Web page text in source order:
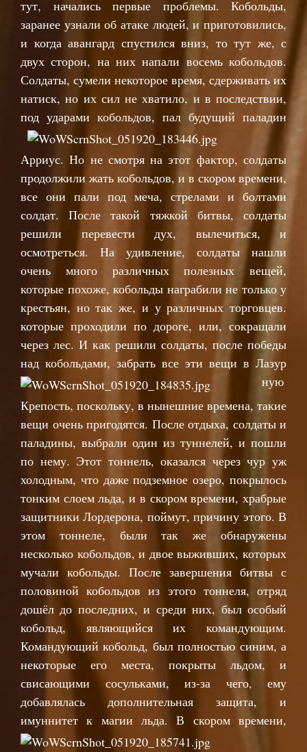
тут, начались первые проблемы. Кобольды,
заранее узнали об атаке людей, и приготовились,
и когда авангард спустился вниз, то тут же, с
двух сторон, на них напали восемь кобольдов.
Солдаты, сумели некоторое время, сдерживать их
натиск, но их сил не хватило, и в последствии,
под ударами кобольдов, пал будущий паладин
Арриус. Но не смотря на этот фактор, солдаты
продолжили жать кобольдов, и в скором времени,
все они пали под меча, стрелами и болтами
солдат. После такой тяжкой битвы, солдаты
решили перевести дух, вылечиться, и
осмотреться. На удивление, солдаты нашли
очень много различных полезных вещей,
которые похоже, кобольды награбили не только у
крестьян, но так же, и у различных торговцев.
которые проходили по дороге, или, сокращали
через лес. И как решили солдаты, после победы
над кобольдами, забрать все эти вещи в Лазур
ную
Крепость, поскольку, в нынешние времена, такие
вещи очень пригодятся. После отдыха, солдаты и
паладины, выбрали один из туннелей, и пошли
по нему. Этот тоннель, оказался через чур уж
холодным, что даже подземное озеро, покрылось
тонким слоем льда, и в скором времени, храбрые
защитники Лордерона, поймут, причину этого. В
этом тоннеле, были так же обнаружены
несколько кобольдов, и двое выживших, которых
мучали кобольды. После завершения битвы с
половиной кобольдов из этого тоннеля, отряд
дошёл до последних, и среди них, был особый
кобольд, являющийся их командующим.
Командующий кобольд, был полностью синим, а
некоторые его места, покрыты льдом, и
свисающими сосульками, из-за чего, ему
добавлялась дополнительная защита, и
имуннитет к магии льда. В скором времени,